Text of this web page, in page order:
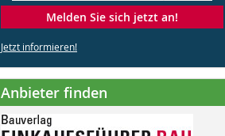
Melden Sie sich jetzt an!
Jetzt informieren!
Anbieter finden